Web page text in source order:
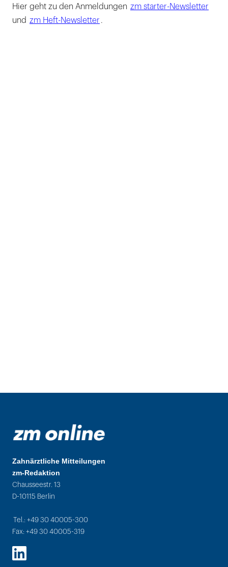
Hier geht zu den Anmeldungen zm starter-Newsletter
und zm Heft-Newsletter .
Zahnärztliche Mitteilungen
zm-Redaktion
Chausseestr. 13
D-10115 Berlin
Tel.: +49 30 40005-300
Fax: +49 30 40005-319
LinkedIn